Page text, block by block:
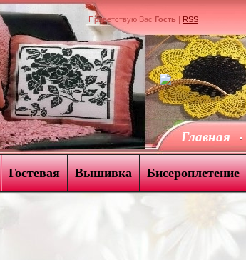
Приветствую Вас Гость | RSS
Главная
Гостевая Вышивка Бисероплетение